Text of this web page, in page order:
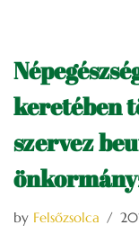
keretében
szervez
by Felsőzsolca